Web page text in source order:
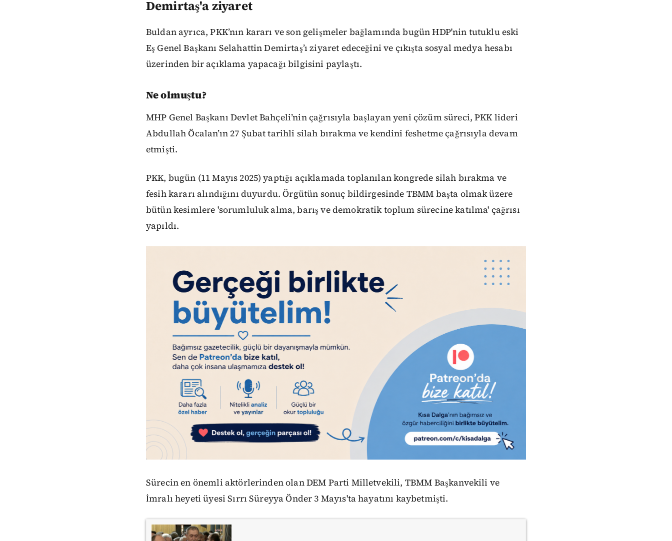
Demirtaş'a ziyaret
Buldan ayrıca, PKK’nın kararı ve son gelişmeler bağlamında bugün HDP'nin tutuklu eski
Eş Genel Başkanı Selahattin Demirtaş’ı ziyaret edeceğini ve çıkışta sosyal medya hesabı
üzerinden bir açıklama yapacağı bilgisini paylaştı.
Ne olmuştu?
MHP Genel Başkanı Devlet Bahçeli’nin çağrısıyla başlayan yeni çözüm süreci, PKK lideri
Abdullah Öcalan’ın 27 Şubat tarihli silah bırakma ve kendini feshetme çağrısıyla devam
etmişti.
PKK, bugün (11 Mayıs 2025) yaptığı açıklamada toplanılan kongrede silah bırakma ve
fesih kararı alındığını duyurdu. Örgütün sonuç bildirgesinde TBMM başta olmak üzere
bütün kesimlere 'sorumluluk alma, barış ve demokratik toplum sürecine katılma' çağrısı
yapıldı.
Sürecin en önemli aktörlerinden olan DEM Parti Milletvekili, TBMM Başkanvekili ve
İmralı heyeti üyesi Sırrı Süreyya Önder 3 Mayıs'ta hayatını kaybetmişti.